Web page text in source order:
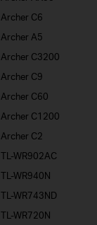
Archer C6
Archer A5
Archer C3200
Archer C9
Archer C60
Archer C1200
Archer C2
TL-WR902AC
TL-WR940N
TL-WR743ND
TL-WR720N